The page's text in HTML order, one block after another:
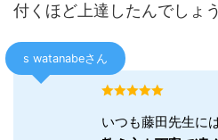
付くほど上達したんでしょ
s watanabeさん
いつも藤田先生に